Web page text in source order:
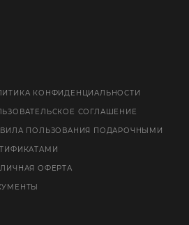
КОНФИДЕНЦИАЛЬНОСТИ
СОГЛАШЕНИЕ
ПОЛЬЗОВАНИЯ ПОДАРОЧНЫМИ
ОФЕРТА